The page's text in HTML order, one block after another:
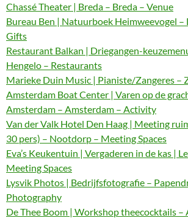
Chassé Theater | Breda – Breda – Venue
Bureau Ben | Natuurboek Heimweevogel –
Gifts
Restaurant Balkan | Driegangen-
Hengelo – Restaurants
Marieke Duin Music | Pianiste/Zangeres –
Amsterdam Boat Center | Varen op de
Amsterdam – Amsterdam – Activity
Van der Valk Hotel Den Haag | Meeting
30 pers) – Nootdorp – Meeting Spaces
Eva’s Keukentuin | Vergaderen in de kas |
Meeting Spaces
Lysvik Photos | Bedrijfsfotografie –
Photography
De Thee Boom | Workshop theecocktails –